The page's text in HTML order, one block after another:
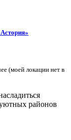
(моей локации нет в
районов